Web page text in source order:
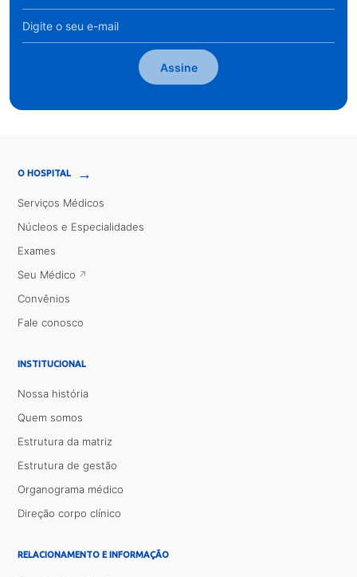
Assine
O HOSPITAL →
Serviços Médicos
Núcleos e Especialidades
Exames
Seu Médico
Convênios
Fale conosco
INSTITUCIONAL
Nossa história
Quem somos
Estrutura da matriz
Estrutura de gestão
Organograma médico
Direção corpo clínico
RELACIONAMENTO E INFORMAÇÃO